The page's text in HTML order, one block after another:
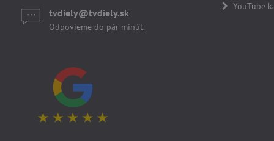
tvdiely​​@tvdiely​​.sk
Odpovieme do pár minút.
YouTube